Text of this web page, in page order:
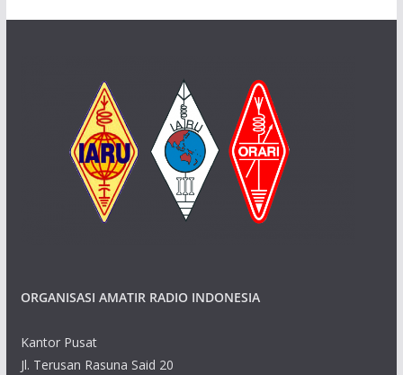
ORGANISASI AMATIR RADIO INDONESIA
Kantor Pusat
Jl. Terusan Rasuna Said 20